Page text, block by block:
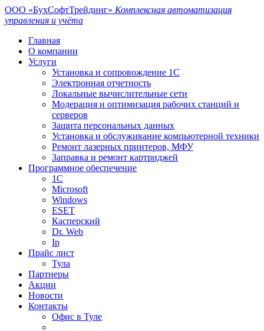
ООО «БухСофтТрейдинг» Комплексная автоматизация
управления и учёта
Главная
О компании
Услуги
Установка и сопровождение 1С
Электронная отчетность
Локальные вычислительные сети
Модерация и оптимизация рабочих станций и
серверов
Защита персональных данных
Установка и обслуживание компьютерной техники
Ремонт лазерных принтеров, МФУ
Заправка и ремонт картриджей
Программное обеспечение
1С
Microsoft
Windows
ESET
Касперский
Dr. Web
Ip
Прайс лист
Тула
Партнеры
Акции
Новости
Контакты
Офис в Туле